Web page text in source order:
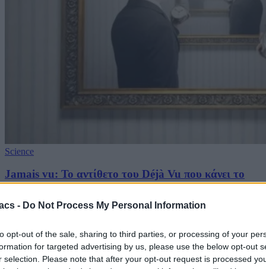
- Do Not Process My Personal Information
opt-out of the sale, sharing to third parties, or processing of your
for targeted advertising by us, please use the below opt-out
selection. Please note that after your opt-out request is processed
Science
Jamais vu: Το αντίθετο του Déjà Vu που κάνει το
οικείο να μοιάζει ξένο
09/08/2026